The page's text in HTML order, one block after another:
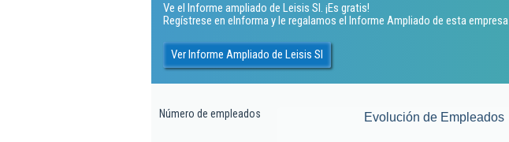
Ve el Informe ampliado de Leisis Sl. ¡Es gratis!
Regístrese en eInforma y le regalamos el Informe Ampliado de esta empresa
Ver Informe Ampliado de Leisis Sl
Número de empleados Evolución de Empleados